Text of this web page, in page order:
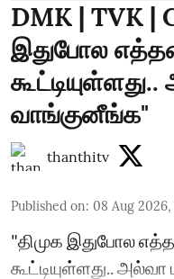
DMK | TVK |
இதுபோல
வாங்குனீங்க"
thanthitv
Published on: 08 Aug
"திமுக இதுபோல
கூட்டியுள்ளது..